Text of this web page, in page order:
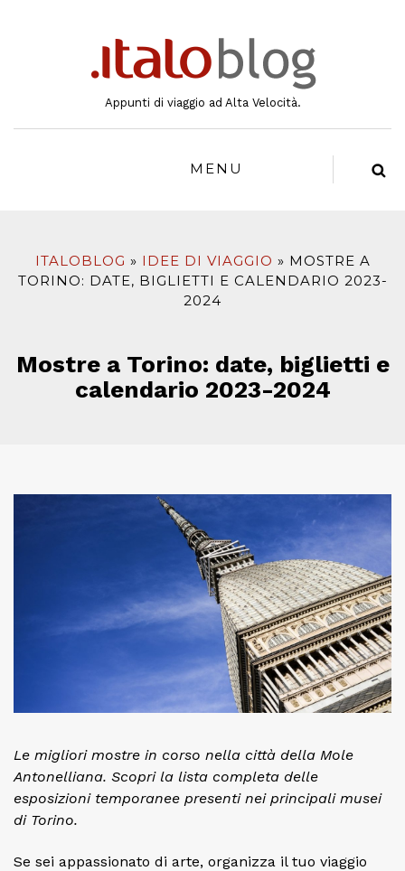
Appunti di viaggio ad Alta Velocità.
MENU
ITALOBLOG IDEE DI VIAGGIO
MOSTRE A
TORINO: DATE, BIGLIETTI E CALENDARIO 2023-
2024
Mostre a Torino: date, biglietti e
calendario 2023-2024
Le migliori mostre in corso nella città della Mole
Antonelliana. Scopri la lista completa delle
esposizioni temporanee presenti nei principali musei
di Torino.
Se sei appassionato di arte, organizza il tuo viaggio